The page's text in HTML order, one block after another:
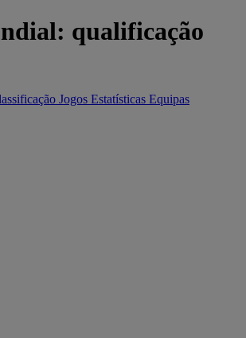
qualificação
Jogos Estatísticas Equipas